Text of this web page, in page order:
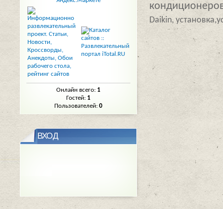
Daikin,
Онлайн всего: 1
Гостей: 1
Пользователей: 0
ВХОД